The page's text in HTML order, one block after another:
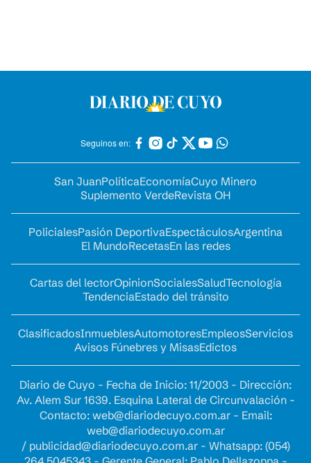
Seguinos en:
San JuanPolíticaEconomíaCuyo Minero
Suplemento VerdeRevista OH
PolicialesPasión DeportivaEspectáculosArgentina
El MundoRecetasEn las redes
Cartas del lectorOpinionSocialesSaludTecnología
TendenciaEstado del tránsito
ClasificadosInmueblesAutomotoresEmpleosServicios
Avisos Fúnebres y MisasEdictos
Diario de Cuyo - Fecha de Inicio: 11/2003 - Dirección:
Av. Alem Sur 1639. Esquina Lateral de Circunvalación -
Contacto: web@diariodecuyo.com.ar- Email:
web@diariodecuyo.com.ar
/ publicidad@diariodecuyo.com.ar- Whatsapp: (054)